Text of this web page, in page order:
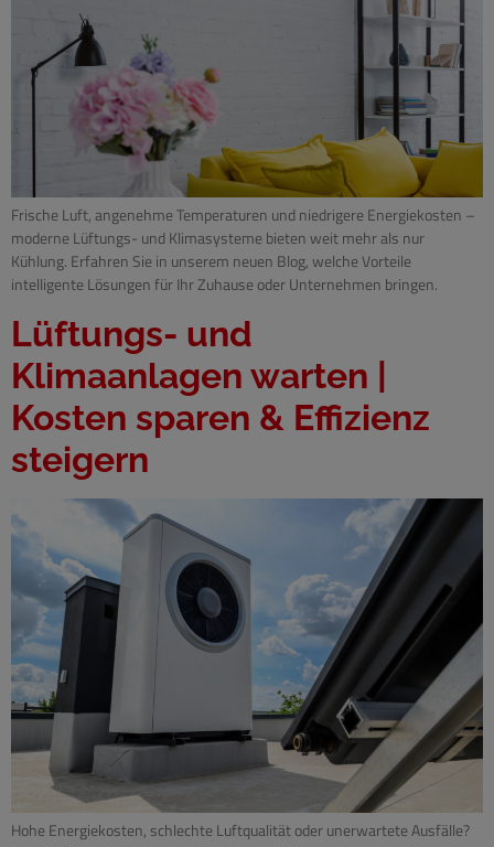
Frische Luft, angenehme Temperaturen und niedrigere Energiekosten –
moderne Lüftungs- und Klimasysteme bieten weit mehr als nur
Kühlung. Erfahren Sie in unserem neuen Blog, welche Vorteile
intelligente Lösungen für Ihr Zuhause oder Unternehmen bringen.
Lüftungs- und
Klimaanlagen warten |
Kosten sparen & Effizienz
steigern
Hohe Energiekosten, schlechte Luftqualität oder unerwartete Ausfälle?